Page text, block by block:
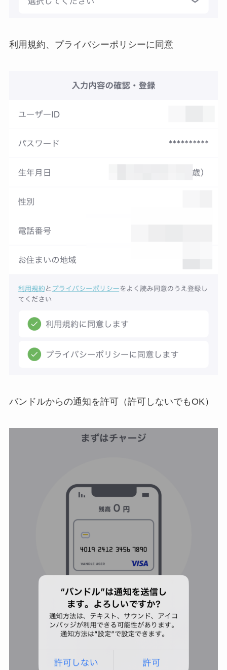
利用規約、プライバシーポリシーに同意
バンドルからの通知を許可（許可しないでもOK）